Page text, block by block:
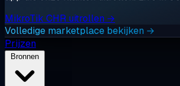
MikroTik CHR uitrollen →
Volledige marketplace bekijken →
Prijzen